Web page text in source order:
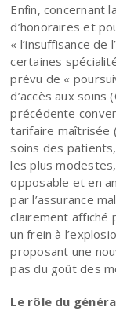
Enfin, concernant
d’honoraires et
« l’insuffisance
certaines
prévu de «
d’accès aux soins
précédente
tarifaire maîtrisée
soins des
les plus
opposable et en
par l’assurance
clairement affiché
un frein à
proposant une
pas du goût des
Le rôle du